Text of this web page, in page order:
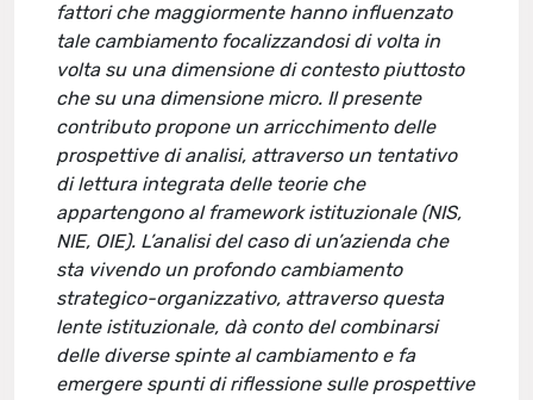
fattori che maggiormente hanno influenzato
tale cambiamento focalizzandosi di volta in
volta su una dimensione di contesto piuttosto
che su una dimensione micro. Il presente
contributo propone un arricchimento delle
prospettive di analisi, attraverso un tentativo
di lettura integrata delle teorie che
appartengono al framework istituzionale (NIS,
NIE, OIE). L’analisi del caso di un’azienda che
sta vivendo un profondo cambiamento
strategico-organizzativo, attraverso questa
lente istituzionale, dà conto del combinarsi
delle diverse spinte al cambiamento e fa
emergere spunti di riflessione sulle prospettive